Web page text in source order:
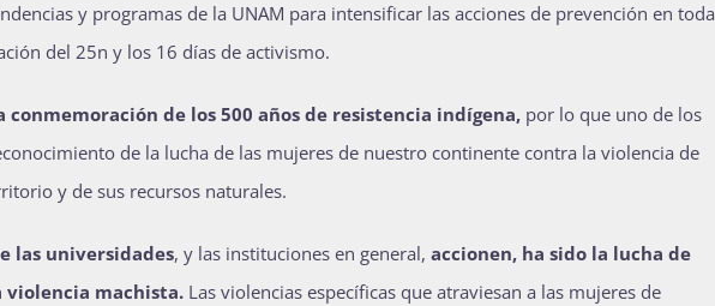
y programas de la UNAM para intensificar las acciones de prevención en toda
del 25n y los 16 días de activismo.
conmemoración de los 500 años de resistencia indígena, por lo que uno de los
de la lucha de las mujeres de nuestro continente contra la violencia de
y de sus recursos naturales.
las universidades, y las instituciones en general, accionen, ha sido la lucha de
violencia machista. Las violencias específicas que atraviesan a las mujeres de